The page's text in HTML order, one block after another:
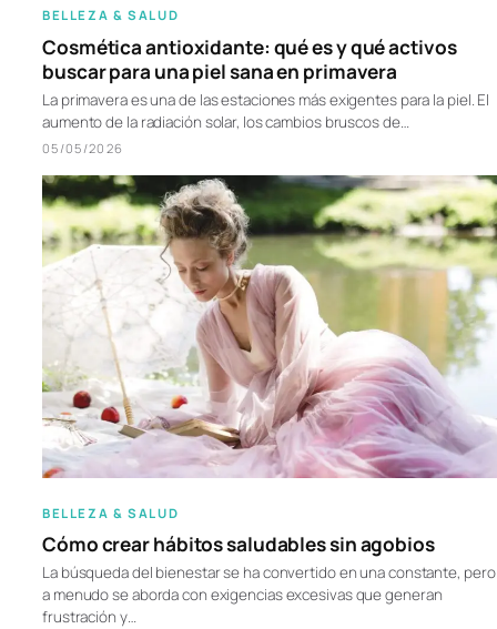
BELLEZA & SALUD
Cosmética antioxidante: qué es y qué activos
buscar para una piel sana en primavera
La primavera es una de las estaciones más exigentes para la piel. El
aumento de la radiación solar, los cambios bruscos de…
05/05/2026
BELLEZA & SALUD
Cómo crear hábitos saludables sin agobios
La búsqueda del bienestar se ha convertido en una constante, pero
a menudo se aborda con exigencias excesivas que generan
frustración y…